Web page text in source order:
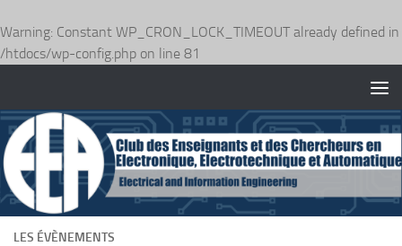
Warning: Constant WP_CRON_LOCK_TIMEOUT already defined in
/htdocs/wp-config.php on line 81
LES ÉVÈNEMENTS